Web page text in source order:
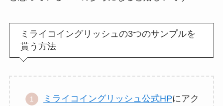
ミライコイングリッシュの3つのサンプルを
貰う方法
ミライコイングリッシュ公式HPにアク